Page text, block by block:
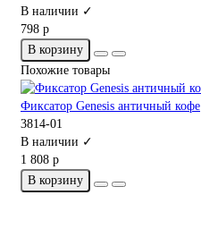
В наличии ✓
798 р
В корзину
Похожие товары
Фиксатор Genesis античный кофе
3814-01
В наличии ✓
1 808 р
В корзину